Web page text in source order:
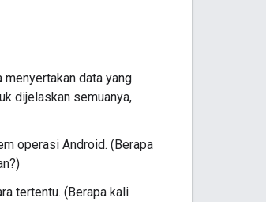
data yang
dijelaskan semuanya,
operasi Android. (Berapa
tertentu. (Berapa kali